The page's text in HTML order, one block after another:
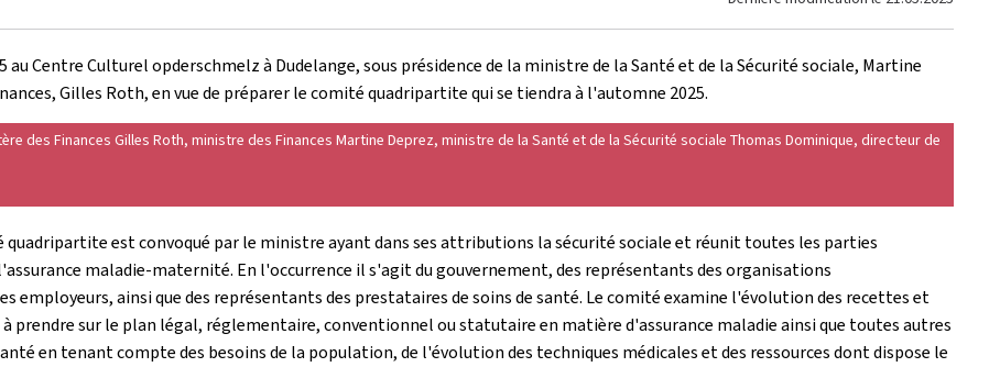
Centre Culturel opderschmelz à Dudelange, sous présidence de la ministre de la Santé et de la Sécurité sociale, Martine
Gilles Roth, en vue de préparer le comité quadripartite qui se tiendra à l'automne 2025.
des Finances Gilles Roth, ministre des Finances Martine Deprez, ministre de la Santé et de la Sécurité sociale Thomas Dominique, directeur de
quadripartite est convoqué par le ministre ayant dans ses attributions la sécurité sociale et réunit toutes les parties
maladie-maternité. En l'occurrence il s'agit du gouvernement, des représentants des organisations
employeurs, ainsi que des représentants des prestataires de soins de santé. Le comité examine l'évolution des recettes et
à prendre sur le plan légal, réglementaire, conventionnel ou statutaire en matière d'assurance maladie ainsi que toutes autres
en tenant compte des besoins de la population, de l'évolution des techniques médicales et des ressources dont dispose le